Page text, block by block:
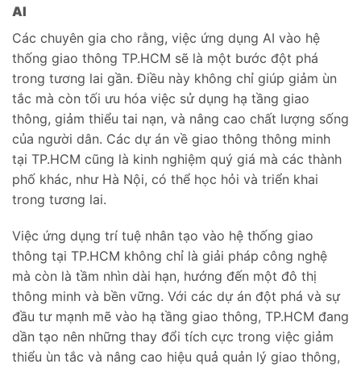
AI
Các chuyên gia cho rằng, việc ứng dụng AI vào hệ
thống giao thông TP.HCM sẽ là một bước đột phá
trong tương lai gần. Điều này không chỉ giúp giảm ùn
tắc mà còn tối ưu hóa việc sử dụng hạ tầng giao
thông, giảm thiểu tai nạn, và nâng cao chất lượng sống
của người dân. Các dự án về giao thông thông minh
tại TP.HCM cũng là kinh nghiệm quý giá mà các thành
phố khác, như Hà Nội, có thể học hỏi và triển khai
trong tương lai.
Việc ứng dụng trí tuệ nhân tạo vào hệ thống giao
thông tại TP.HCM không chỉ là giải pháp công nghệ
mà còn là tầm nhìn dài hạn, hướng đến một đô thị
thông minh và bền vững. Với các dự án đột phá và sự
đầu tư mạnh mẽ vào hạ tầng giao thông, TP.HCM đang
dần tạo nên những thay đổi tích cực trong việc giảm
thiểu ùn tắc và nâng cao hiệu quả quản lý giao thông,